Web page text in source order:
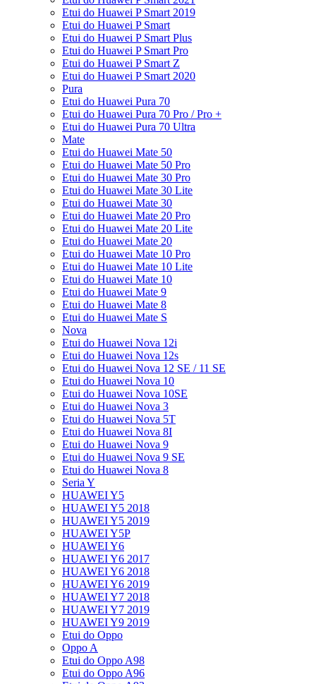
Etui do Huawei P Smart 2019
Etui do Huawei P Smart
Etui do Huawei P Smart Plus
Etui do Huawei P Smart Pro
Etui do Huawei P Smart Z
Etui do Huawei P Smart 2020
Pura
Etui do Huawei Pura 70
Etui do Huawei Pura 70 Pro / Pro +
Etui do Huawei Pura 70 Ultra
Mate
Etui do Huawei Mate 50
Etui do Huawei Mate 50 Pro
Etui do Huawei Mate 30 Pro
Etui do Huawei Mate 30 Lite
Etui do Huawei Mate 30
Etui do Huawei Mate 20 Pro
Etui do Huawei Mate 20 Lite
Etui do Huawei Mate 20
Etui do Huawei Mate 10 Pro
Etui do Huawei Mate 10 Lite
Etui do Huawei Mate 10
Etui do Huawei Mate 9
Etui do Huawei Mate 8
Etui do Huawei Mate S
Nova
Etui do Huawei Nova 12i
Etui do Huawei Nova 12s
Etui do Huawei Nova 12 SE / 11 SE
Etui do Huawei Nova 10
Etui do Huawei Nova 10SE
Etui do Huawei Nova 3
Etui do Huawei Nova 5T
Etui do Huawei Nova 8I
Etui do Huawei Nova 9
Etui do Huawei Nova 9 SE
Etui do Huawei Nova 8
Seria Y
HUAWEI Y5
HUAWEI Y5 2018
HUAWEI Y5 2019
HUAWEI Y5P
HUAWEI Y6
HUAWEI Y6 2017
HUAWEI Y6 2018
HUAWEI Y6 2019
HUAWEI Y7 2018
HUAWEI Y7 2019
HUAWEI Y9 2019
Etui do Oppo
Oppo A
Etui do Oppo A98
Etui do Oppo A96